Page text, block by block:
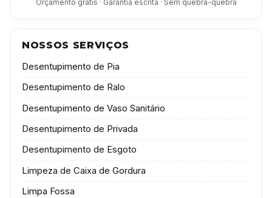
Orçamento grátis · Garantia escrita · Sem quebra-quebra
NOSSOS SERVIÇOS
Desentupimento de Pia
Desentupimento de Ralo
Desentupimento de Vaso Sanitário
Desentupimento de Privada
Desentupimento de Esgoto
Limpeza de Caixa de Gordura
Limpa Fossa